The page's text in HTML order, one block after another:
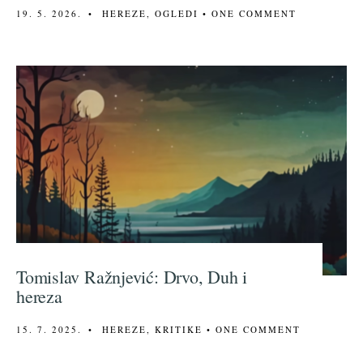
19. 5. 2026. • HEREZE, OGLEDI • ONE COMMENT
Tomislav Ražnjević: Drvo, Duh i
hereza
15. 7. 2025. • HEREZE, KRITIKE • ONE COMMENT